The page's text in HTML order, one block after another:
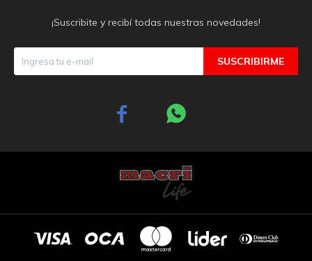
¡Suscribite y recibí todas nuestras novedades!
SUSCRIBIRME
 